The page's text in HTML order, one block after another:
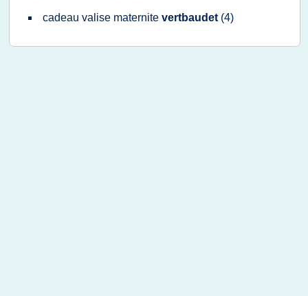
cadeau valise maternite vertbaudet (4)